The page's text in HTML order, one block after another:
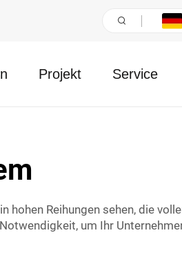
Projekt Service
hohen Reihungen sehen, die
um Ihr